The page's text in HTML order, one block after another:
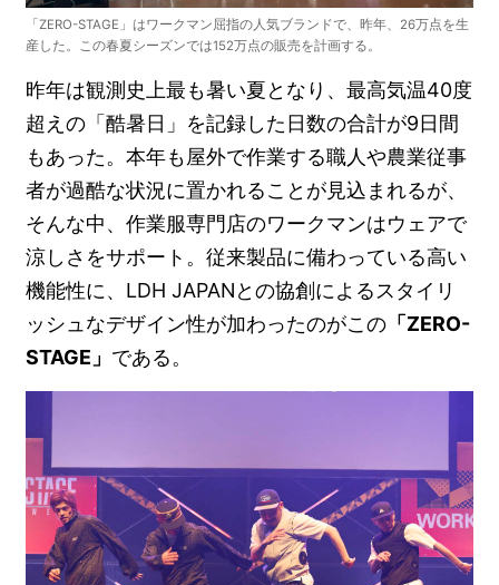
「ZERO-STAGE」はワークマン屈指の人気ブランドで、昨年、26万点を生
産した。この春夏シーズンでは152万点の販売を計画する。
昨年は観測史上最も暑い夏となり、最高気温40度
超えの「酷暑日」を記録した日数の合計が9日間
もあった。本年も屋外で作業する職人や農業従事
者が過酷な状況に置かれることが見込まれるが、
そんな中、作業服専門店のワークマンはウェアで
涼しさをサポート。従来製品に備わっている高い
機能性に、LDH JAPANとの協創によるスタイリ
ッシュなデザイン性が加わったのがこの 「ZERO-
STAGE」 である。